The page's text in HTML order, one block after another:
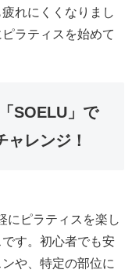
れにくくなりまし
ラティスを始めて
SOELU」で
レンジ！
にピラティスを楽し
す。初心者でも安
や、特定の部位に